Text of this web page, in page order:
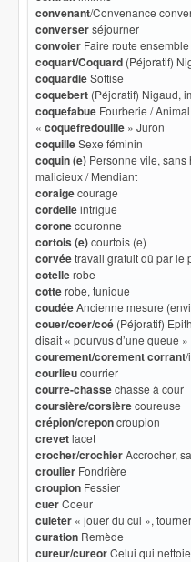
convenant/Convenance
converserséjourner
convoier Faire route ensemble
coquart/Coquard (Péjoratif)
coquardieSottise
coquebert (Péjoratif) Nigaud,
coquefabue Fourberie /
« coquefredouille » Juron
coquilleSexe féminin
coquin (e) Personne vile,
malicieux / Mendiant
coraigecourage
cordelleintrigue
coronecouronne
cortois (e)courtois (e)
corvéetravail gratuit dû par le
cotellerobe
cotterobe, tunique
coudéeAncienne mesure
couer/coer/coé (Péjoratif)
disait « pourvus d’une queue »
courement/corement corrant/
courlieucourrier
courre-chassechasse à cour
coursière/corsièrecoureuse
crépion/creponcroupion
crevetlacet
crocher/crochierAccrocher,
croulier Fondrière
croupion Fessier
cuerCoeur
culeter « jouer du cul »,
curation Remède
cureur/cureorCelui qui nettoie